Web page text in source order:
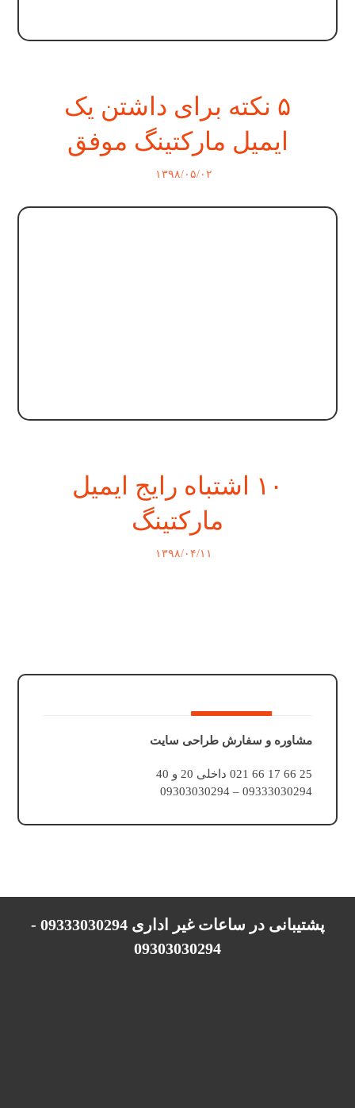
۵ نکته برای داشتن یک
ایمیل مارکتینگ موفق
۱۳۹۸/۰۵/۰۲
۱۰ اشتباه رایج ایمیل
مارکتینگ
۱۳۹۸/۰۴/۱۱
مشاوره و سفارش طراحی سایت
25 66 17 66 021 داخلی 20 و 40
09333030294 – 09303030294
پشتیبانی در ساعات غیر اداری 09333030294 -
09303030294